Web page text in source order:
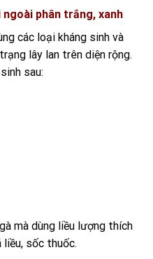
phân trắng, xanh
các loại kháng sinh và
lây lan trên diện rộng.
sau:
mà dùng liều lượng thích
sốc thuốc.